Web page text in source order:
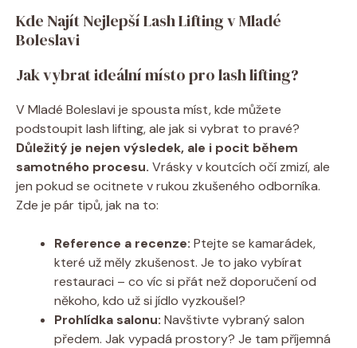
Kde Najít Nejlepší Lash Lifting v Mladé
Boleslavi
Jak vybrat ideální místo pro lash lifting?
V Mladé Boleslavi je spousta míst, kde můžete
podstoupit lash lifting, ale jak si vybrat to pravé?
Důležitý je nejen výsledek, ale i pocit během
samotného procesu. Vrásky v koutcích očí zmizí, ale
jen pokud se ocitnete v rukou zkušeného odborníka.
Zde je pár tipů, jak na to:
Reference a recenze: Ptejte se kamarádek,
které už měly zkušenost. Je to jako vybírat
restauraci – co víc si přát než doporučení od
někoho, kdo už si jídlo vyzkoušel?
Prohlídka salonu: Navštivte vybraný salon
předem. Jak vypadá prostory? Je tam příjemná